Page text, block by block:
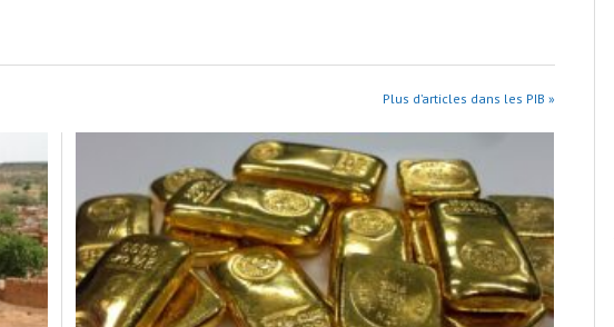
Plus d’articles dans les PIB »